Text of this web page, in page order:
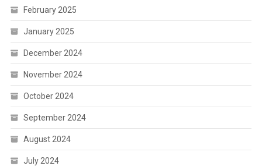
February 2025
January 2025
December 2024
November 2024
October 2024
September 2024
August 2024
July 2024